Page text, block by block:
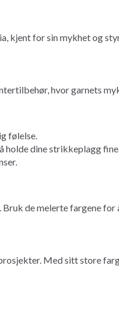
kjent for sin mykhet og
hvor garnets
følelse.
holde dine strikkeplagg fine.
de melerte fargene
Med sitt store